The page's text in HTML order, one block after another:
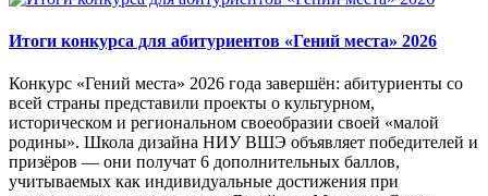
Итоги конкурса для абитуриентов «Гений места» 2026
Конкурс «Гений места» 2026 года завершён: абитуриенты со
всей страны представили проекты о культурном,
историческом и региональном своеобразии своей «малой
родины». Школа дизайна НИУ ВШЭ объявляет победителей и
призёров — они получат 6 дополнительных баллов,
учитываемых как индивидуальные достижения при